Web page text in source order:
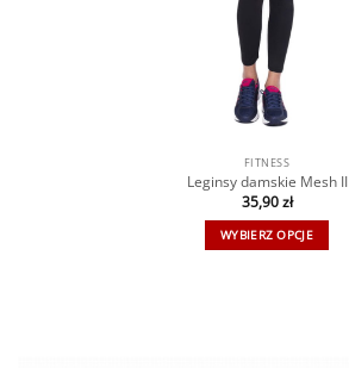
FITNESS
Leginsy damskie Mesh II
35,90zł
WYBIERZ OPCJE